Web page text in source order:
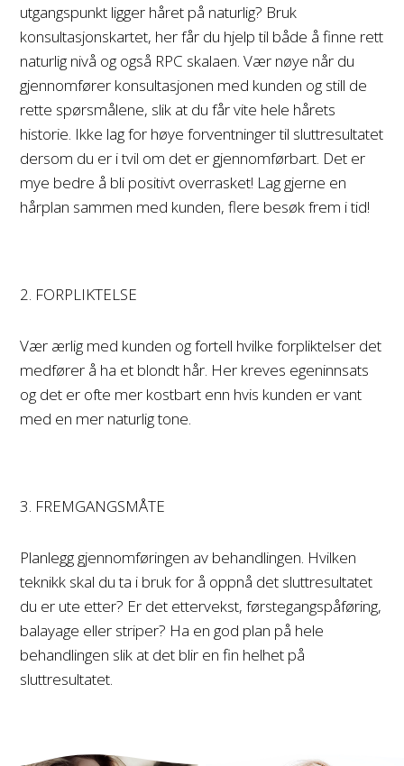
utgangspunkt ligger håret på naturlig? Bruk
konsultasjonskartet, her får du hjelp til både å finne rett
naturlig nivå og også RPC skalaen. Vær nøye når du
gjennomfører konsultasjonen med kunden og still de
rette spørsmålene, slik at du får vite hele hårets
historie. Ikke lag for høye forventninger til sluttresultatet
dersom du er i tvil om det er gjennomførbart. Det er
mye bedre å bli positivt overrasket! Lag gjerne en
hårplan sammen med kunden, flere besøk frem i tid!
2. FORPLIKTELSE
Vær ærlig med kunden og fortell hvilke forpliktelser det
medfører å ha et blondt hår. Her kreves egeninnsats
og det er ofte mer kostbart enn hvis kunden er vant
med en mer naturlig tone.
3. FREMGANGSMÅTE
Planlegg gjennomføringen av behandlingen. Hvilken
teknikk skal du ta i bruk for å oppnå det sluttresultatet
du er ute etter? Er det ettervekst, førstegangspåføring,
balayage eller striper? Ha en god plan på hele
behandlingen slik at det blir en fin helhet på
sluttresultatet.